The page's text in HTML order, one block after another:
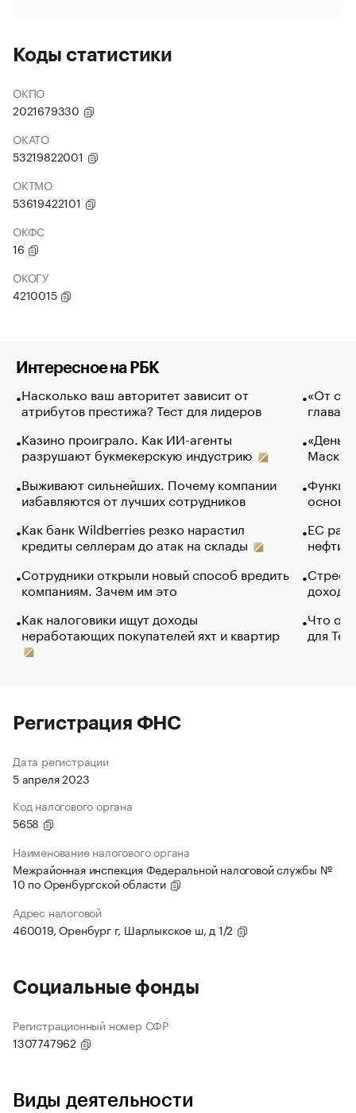
Коды статистики
ОКПО
2021679330
ОКАТО
53219822001
ОКТМО
53619422101
ОКФС
16
ОКОГУ
4210015
Интересное на РБК
Насколько ваш авторитет зависит от
атрибутов престижа? Тест для лидеров
Казино проиграло. Как ИИ-агенты
разрушают букмекерскую индустрию
Выживают сильнейших. Почему компании
избавляются от лучших сотрудников
Как банк Wildberries резко нарастил
кредиты селлерам до атак на склады
Сотрудники открыли новый способ вредить
компаниям. Зачем им это
Как налоговики ищут доходы
неработающих покупателей яхт и квартир
«От
глава
Маск в
основ
ЕС
нефти
Что
для
Регистрация ФНС
Дата регистрации
5 апреля 2023
Код налогового органа
5658
Наименование налогового органа
Межрайонная инспекция Федеральной налоговой службы №
10 по Оренбургской области
Адрес налоговой
460019, Оренбург г, Шарлыкское ш, д 1/2
Социальные фонды
Регистрационный номер СФР
1307747962
Виды деятельности